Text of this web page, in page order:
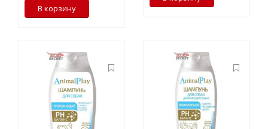
В корзину